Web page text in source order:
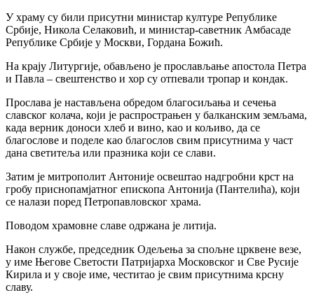
У храму су били присутни министар културе Републике
Србије, Никола Селаковић, и министар-саветник Амбасаде
Републике Србије у Москви, Гордана Божић.
На крају Литургије, обављено је прослављање апостола Петра
и Павла – свештенство и хор су отпевали тропар и кондак.
Прослава је настављена обредом благосиљања и сечења
славског колача, који је распрострањен у балканским земљама,
када верник доноси хлеб и вино, као и кољиво, да се
благослове и поделе као благослов свим присутнима у част
дана светитеља или празника који се слави.
Затим је митрополит Антоније освештао надгробни крст на
гробу приснопамјатног епископа Антонија (Пантелића), који
се налази поред Петропавловског храма.
Поводом храмовне славе одржана је литија.
Након службе, председник Одељења за спољне црквене везе,
у име Његове Светости Патријарха Московског и Све Русије
Кирила и у своје име, честитао је свим присутнима крсну
славу.